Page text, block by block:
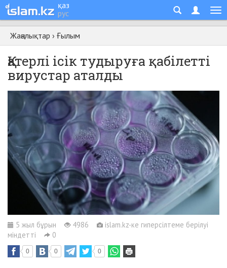
қаз
рус
Жаңалықтар › Ғылым
Қатерлі ісік тудыруға қабілетті
вирустар аталды
5 жыл бұрын 4986
islam.kz-ке гиперсілтеме берілуі
міндетті
0
0 0 0